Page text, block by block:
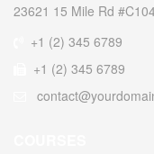
23621 15 Mile Rd
+1 (2) 345 6789
+1 (2) 345 6789